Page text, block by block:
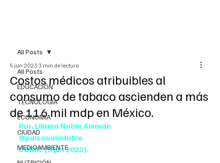
All Posts
EDUCACIÓN
TECNOLOGÍA
ECONOMÍA
CIUDAD
MEDIOAMBIENTE
All Posts
Costos médicos atribuibles al
consumo de tabaco ascienden a más
de 116 mil mdp en México.
5 jun 2023 3 min de lectura
Por. Liliana Noble Alemán
@pulsosaludable
CDMX. (5 jun 2023).